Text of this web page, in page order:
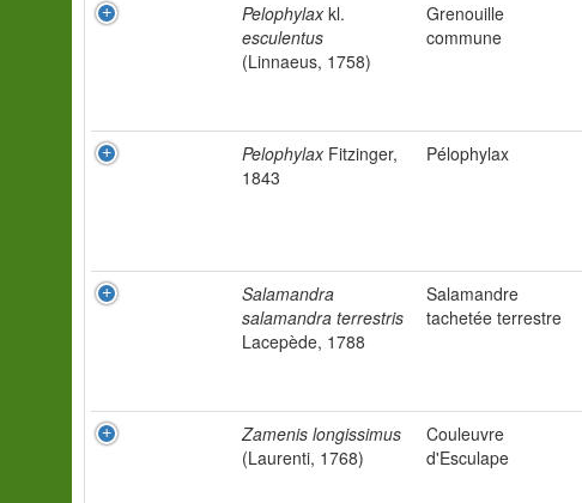
Pelophylaxkl.
esculentus
(Linnaeus, 1758)
Grenouille
commune
PelophylaxFitzinger,
1843
Pélophylax
Salamandra
salamandra terrestris
Lacepède, 1788
Salamandre
tachetée terrestre
Zamenis longissimus
(Laurenti, 1768)
Couleuvre
d'Esculape